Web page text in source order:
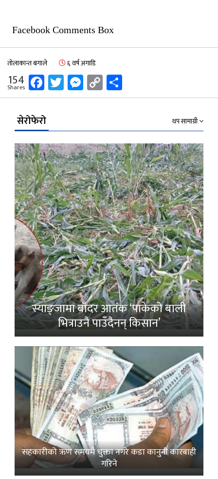
Facebook Comments Box
तोलाकान्त बगाले ६ वर्ष अगाडि
154
Shares Facebook
Twitter
Messenger
Copy
Link
सेरोफेरो थप सामाग्री
स्याङ्जामा बाँदर आतंक ‘पाकेको बाली
भित्राउनै पाउँदैनन् किसान’
सहकारीको ऋण समयमै चुक्ता नगरे कडा कानुनी कारबाही
गरिने